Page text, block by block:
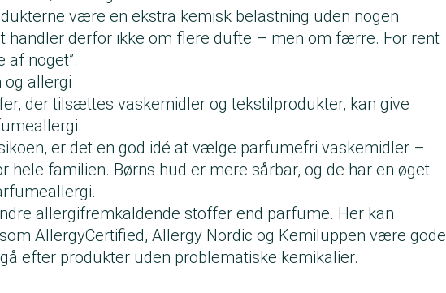
være en ekstra kemisk belastning uden nogen
handler derfor ikke om flere dufte – men om færre. For rent
af noget”.
og allergi
der tilsættes vaskemidler og tekstilprodukter, kan give
er det en god idé at vælge parfumefri vaskemidler –
hele familien. Børns hud er mere sårbar, og de har en øget
allergifremkaldende stoffer end parfume. Her kan
AllergyCertified, Allergy Nordic og Kemiluppen være gode
efter produkter uden problematiske kemikalier.